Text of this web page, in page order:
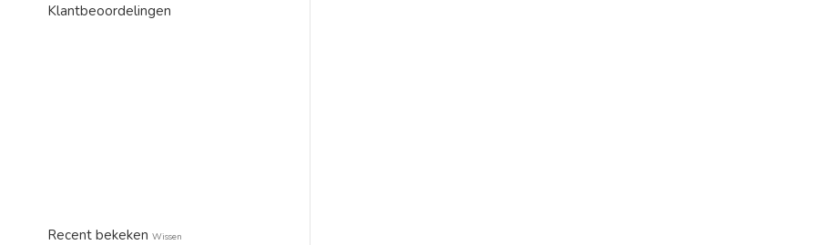
Klantbeoordelingen
Recent bekeken Wissen